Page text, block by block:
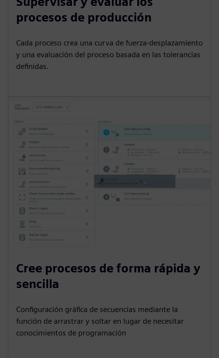
procesos de producción
Cada proceso crea una curva de fuerza-desplazamiento
y una evaluación del proceso basada en las tolerancias
definidas.
Cree procesos de forma rápida y
sencilla
Configuración gráfica de secuencias mediante la
función de arrastrar y soltar en lugar de necesitar
conocimientos de programación